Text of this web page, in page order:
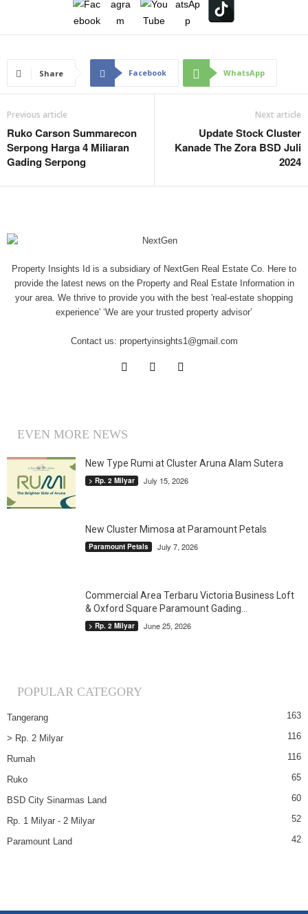
Share Facebook WhatsApp
Previous article
Ruko Carson Summarecon
Serpong Harga 4 Miliaran
Gading Serpong
Next article
Update Stock Cluster
Kanade The Zora BSD Juli
2024
Property Insights Id is a subsidiary of NextGen Real Estate Co. Here to
provide the latest news on the Property and Real Estate Information in
your area. We thrive to provide you with the best 'real-estate shopping
experience' ‘We are your trusted property advisor’
Contact us: propertyinsights1@gmail.com
EVEN MORE NEWS
New Type Rumi at Cluster Aruna Alam Sutera
> Rp. 2 Milyar July 15, 2026
New Cluster Mimosa at Paramount Petals
Paramount Petals July 7, 2026
Commercial Area Terbaru Victoria Business Loft
& Oxford Square Paramount Gading...
> Rp. 2 Milyar June 25, 2026
POPULAR CATEGORY
Tangerang 163
> Rp. 2 Milyar 116
Rumah 116
Ruko 65
BSD City Sinarmas Land 60
Rp. 1 Milyar - 2 Milyar 52
Paramount Land 42